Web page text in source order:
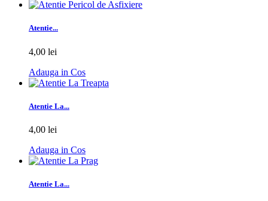
Atentie...
4,00 lei
Adauga in Cos
Atentie La...
4,00 lei
Adauga in Cos
Atentie La...